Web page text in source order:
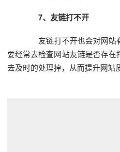
7、友链打不开
要经常去检查网站友链是否存
去及时的处理掉，从而提升网站